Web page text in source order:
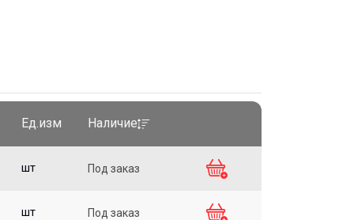
Ед.изм Наличие
шт Под заказ
шт Под заказ